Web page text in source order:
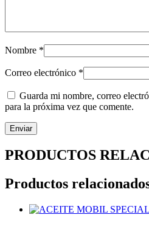
Nombre *
Correo electrónico *
Guarda mi nombre, correo
para la próxima vez que comente.
PRODUCTOS
Productos